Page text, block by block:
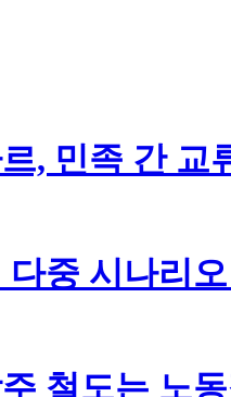
, 민족 간 교
중 시나리
철도는 노